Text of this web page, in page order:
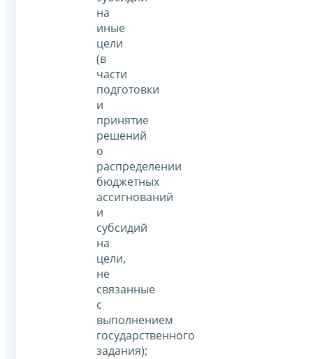
на
иные
цели
(в
части
подготовки
и
принятие
решений
о
распределении
бюджетных
ассигнований
и
субсидий
на
цели,
не
связанные
с
выполнением
государственного
задания);